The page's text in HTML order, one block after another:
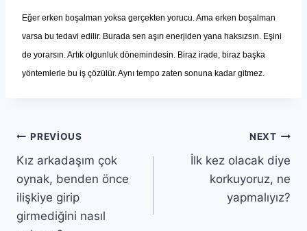
Eğer erken boşalman yoksa gerçekten yorucu. Ama erken boşalman
varsa bu tedavi edilir. Burada sen aşırı enerjiden yana haksızsın. Eşini
de yorarsın. Artık olgunluk dönemindesin. Biraz irade, biraz başka
yöntemlerle bu iş çözülür. Aynı tempo zaten sonuna kadar gitmez.
PREVIOUS
Kız arkadaşım çok
oynak, benden önce
ilişkiye girip
girmediğini nasıl
NEXT
İlk kez olacak diye
korkuyoruz, ne
yapmalıyız?